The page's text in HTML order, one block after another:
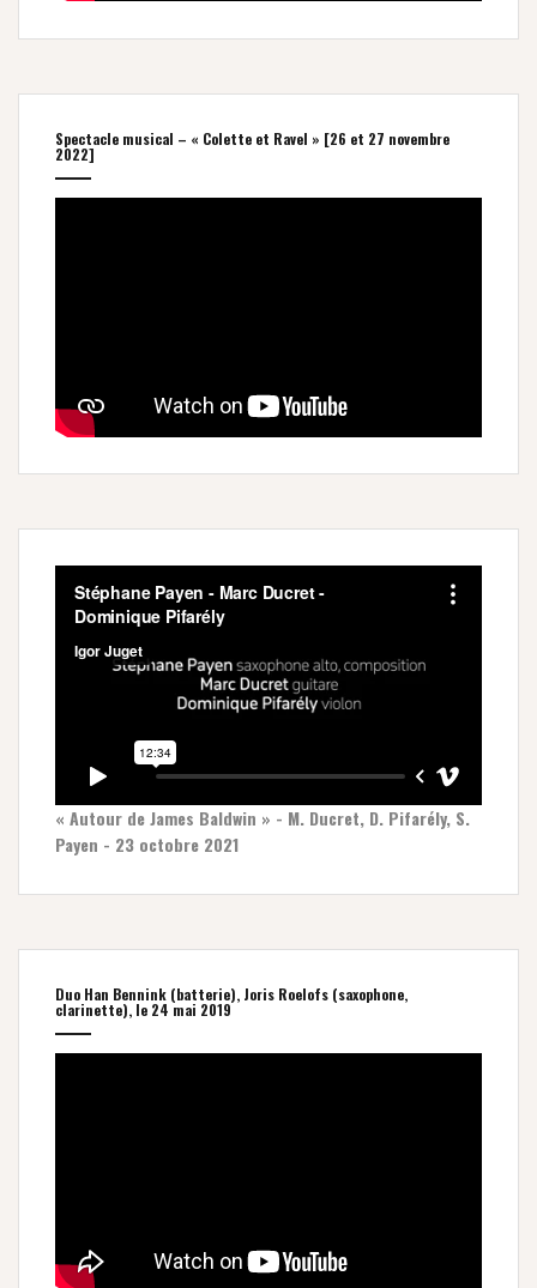
Spectacle musical – « Colette et Ravel » [26 et 27 novembre
2022]
« Autour de James Baldwin » - M. Ducret, D. Pifarély, S.
Payen - 23 octobre 2021
Duo Han Bennink (batterie), Joris Roelofs (saxophone,
clarinette), le 24 mai 2019